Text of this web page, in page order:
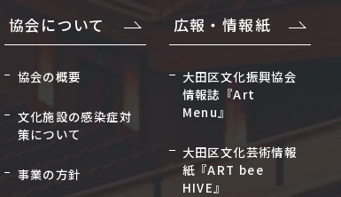
協会について
協会の概要
文化施設の感染症対
策について
事業の方針
広報・情報紙
大田区文化振興協会
情報誌『Art
Menu』
大田区文化芸術情報
紙『ART bee
HIVE』